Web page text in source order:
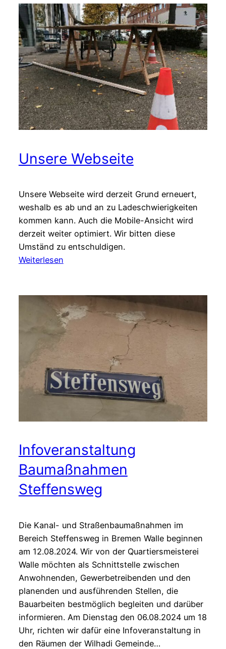
Unsere Webseite
Unsere Webseite wird derzeit Grund erneuert,
weshalb es ab und an zu Ladeschwierigkeiten
kommen kann. Auch die Mobile-Ansicht wird
derzeit weiter optimiert. Wir bitten diese
Umständ zu entschuldigen.
Weiterlesen:
Infoveranstaltung
Baumaßnahmen
Steffensweg
Die Kanal- und Straßenbaumaßnahmen im
Bereich Steffensweg in Bremen Walle beginnen
am 12.08.2024. Wir von der Quartiersmeisterei
Walle möchten als Schnittstelle zwischen
Anwohnenden, Gewerbetreibenden und den
planenden und ausführenden Stellen, die
Bauarbeiten bestmöglich begleiten und darüber
informieren. Am Dienstag den 06.08.2024 um 18
Uhr, richten wir dafür eine Infoveranstaltung in
den Räumen der Wilhadi Gemeinde…